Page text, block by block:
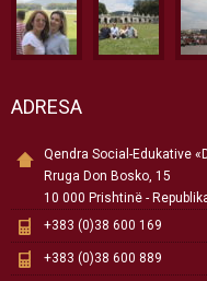
ADRESA
Qendra Social-Edukative
Rruga Don Bosko, 15
10 000 Prishtinë -
+383 (0)38 600 169
+383 (0)38 600 889